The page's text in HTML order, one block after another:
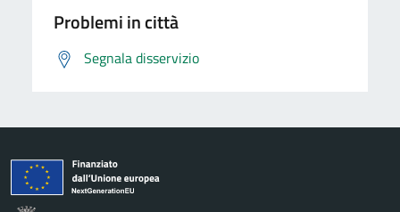
Problemi in città
Segnala disservizio